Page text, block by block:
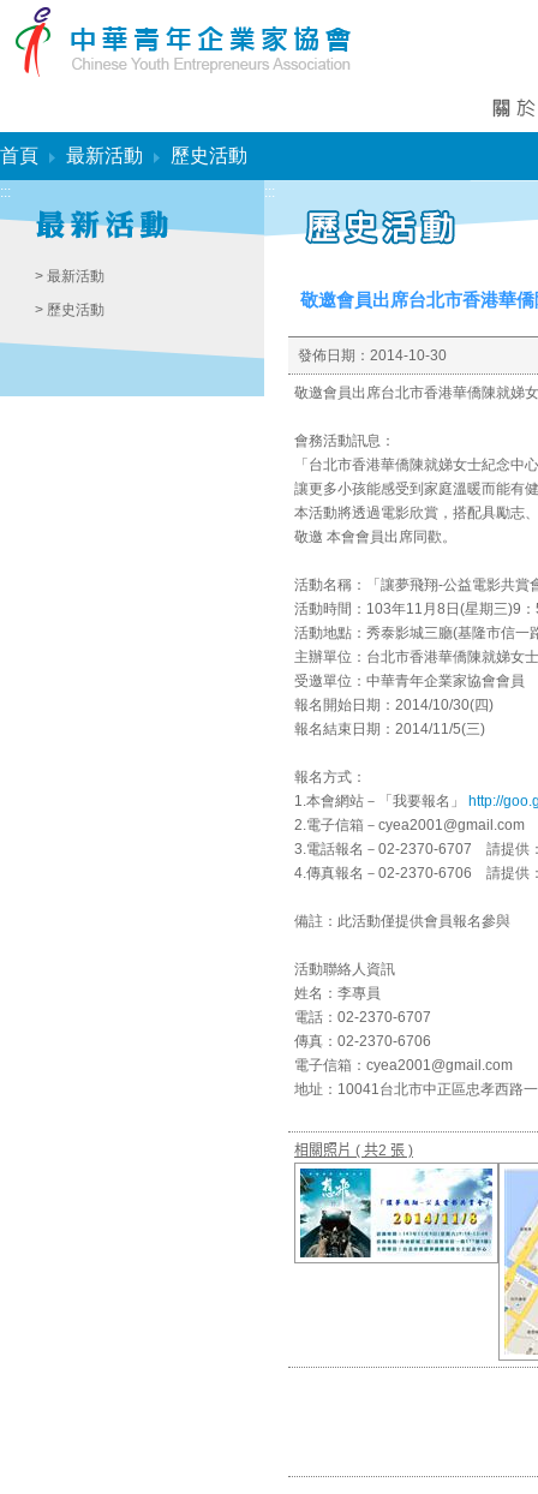
首頁 最新活動 歷史活動
:::
> 最新活動
> 歷史活動
:::
敬邀會員出席台北市香港華
發佈日期： 2014-10-30
敬邀會員出席台北市香港華僑陳就娣
會務活動訊息：
「台北市香港華僑陳就娣女士紀念
讓更多小孩能感受到家庭溫暖而能有
本活動將透過電影欣賞，搭配具勵志
敬邀 本會會員出席同歡。
活動名稱：「讓夢飛翔-公益電影共賞
活動時間：103年11月8日(星期三)9
活動地點：秀泰影城三廳(基隆市信一
主辦單位：台北市香港華僑陳就娣女
受邀單位：中華青年企業家協會會員
報名開始日期：2014/10/30(四)
報名結束日期：2014/11/5(三)
報名方式：
1.本會網站－「我要報名」 http://
2.電子信箱－
3.電話報名－02-2370-6707 請提供
4.傳真報名－02-2370-6706 請提供
備註：此活動僅提供會員報名參與
活動聯絡人資訊
姓名：李專員
電話：02-2370-6707
傳真：02-2370-6706
電子信箱：cyea2001@gmail.com
地址：10041台北市中正區忠孝西路
相關照片 ( 共2 張 )